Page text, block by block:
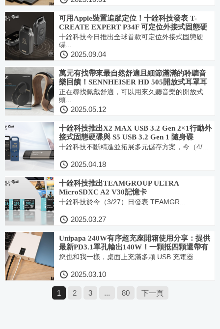
可用Apple裝置追蹤定位！十銓科技發表 T-
CREATE EXPERT P34F 可定位外接式固態硬
碟
十銓科技今日推出全球首款可定位外接式固態硬
碟...
2025.09.04
萬元有找帶來最自然舒適且細節滿滿的聆聽音
樂回饋！SENNHEISER HD 505開放式耳罩耳
機開箱分享
正在尋找佩戴舒適，可以用來久聽音樂的開放式
頭...
2025.05.12
十銓科技推出X2 MAX USB 3.2 Gen 2×1行動外
接式固態硬碟與 S5 USB 3.2 Gen 1 隨身碟
十銓科技不斷精進並拓展多元儲存方案，今（4/...
2025.04.18
十銓科技推出TEAMGROUP ULTRA
MicroSDXC A2 V30記憶卡
十銓科技於今（3/27）日發表 TEAMGR...
2025.03.27
Unipapa 240W有序超充座開箱使用分享：提供
最新PD3.1單孔輸出140W！一顆抵四顆還帶有
螢幕與獨立迴路設計
您也和我一樣，桌面上充滿多顆 USB 充電器...
2025.03.10
1 2 3 ... 80 下一頁